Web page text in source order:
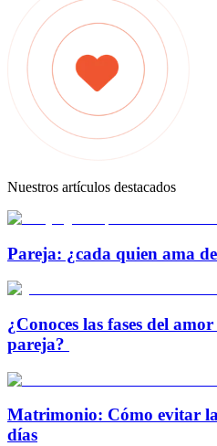
Nuestros artículos destacados
Pareja: ¿cada quien ama
¿Conoces las fases del
pareja?
Matrimonio: Cómo evitar la
días